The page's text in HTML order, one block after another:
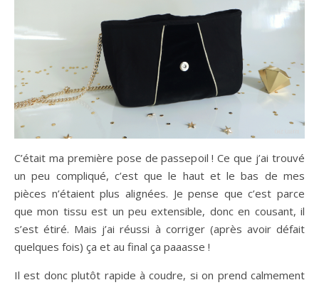
C’était ma première pose de passepoil ! Ce que j’ai trouvé
un peu compliqué, c’est que le haut et le bas de mes
pièces n’étaient plus alignées. Je pense que c’est parce
que mon tissu est un peu extensible, donc en cousant, il
s’est étiré. Mais j’ai réussi à corriger (après avoir défait
quelques fois) ça et au final ça paaasse !
Il est donc plutôt rapide à coudre, si on prend calmement